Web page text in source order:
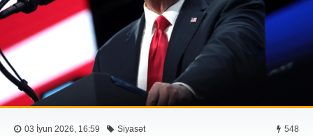
03 İyun 2026, 16:59 Siyasət 548